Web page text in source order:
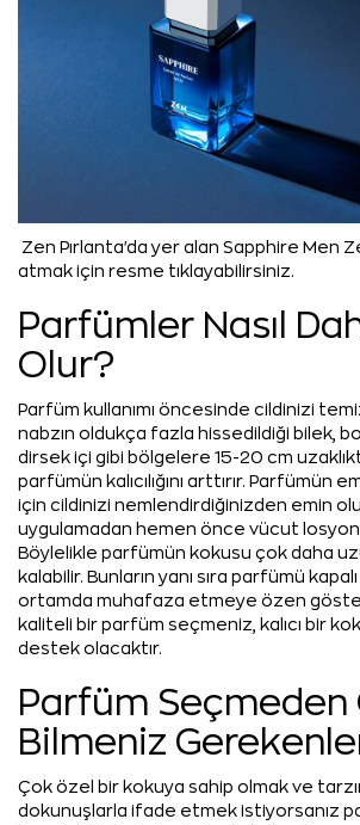
Zen Pırlanta'da yer alan Sapphire Men
atmak için resme tıklayabilirsiniz.
Parfümler Nasıl
Olur?
Parfüm kullanımı öncesinde cildinizi
nabzın oldukça fazla hissedildiği bilek,
dirsek içi gibi bölgelere 15-20 cm
parfümün kalıcılığını arttırır. Parfümün
için cildinizi nemlendirdiğinizden emin
uygulamadan hemen önce vücut
Böylelikle parfümün kokusu çok daha
kalabilir. Bunların yanı sıra parfümü
ortamda muhafaza etmeye özen
kaliteli bir parfüm seçmeniz, kalıcı bir
destek olacaktır.
Parfüm Seçmeden
Bilmeniz
Çok özel bir kokuya sahip olmak ve
dokunuşlarla ifade etmek istiyorsanız